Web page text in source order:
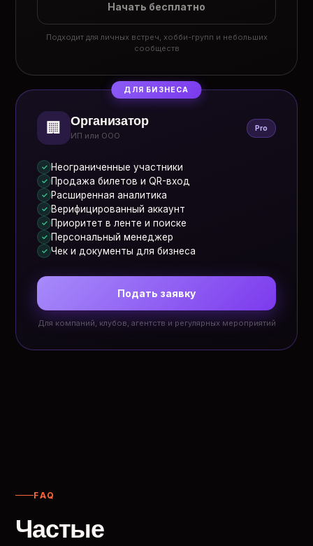
Начать бесплатно
Подходит для личных встреч, хобби-групп и небольших
сообществ
ДЛЯ БИЗНЕСА
🏢 Организатор
ИП или ООО
Pro
✓ Неограниченные участники
✓ Продажа билетов и QR-вход
✓ Расширенная аналитика
✓ Верифицированный аккаунт
✓ Приоритет в ленте и поиске
✓ Персональный менеджер
✓ Чек и документы для бизнеса
Подать заявку
Для компаний, клубов, агентств и регулярных мероприятий
FAQ
Частые